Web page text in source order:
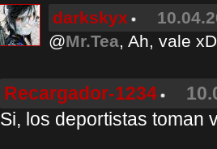
darkskyx
@Mr.Tea, Ah, vale
Recargador-1234
Si, los deportistas toman